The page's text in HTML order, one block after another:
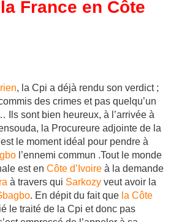
France en Côte
, la Cpi a déjà rendu son verdict ;
des crimes et pas quelqu’un
Ils sont bien heureux, à l’arrivée à
la Procureure adjointe de la
le moment idéal pour pendre à
l’ennemi commun .Tout le monde
est en Côte d’Ivoire à la demande
à travers qui Sarkozy veut avoir la
. En dépit du fait que la Côte
le traité de la Cpi et donc pas